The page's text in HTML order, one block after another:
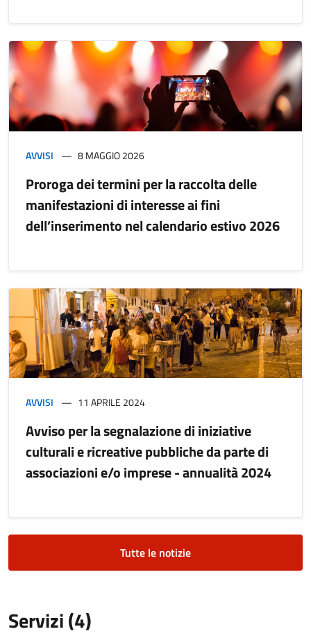
AVVISI 8 MAGGIO 2026
Proroga dei termini per la raccolta delle
manifestazioni di interesse ai fini
dell’inserimento nel calendario estivo 2026
AVVISI 11 APRILE 2024
Avviso per la segnalazione di iniziative
culturali e ricreative pubbliche da parte di
associazioni e/o imprese - annualità 2024
Tutte le notizie
Servizi (4)